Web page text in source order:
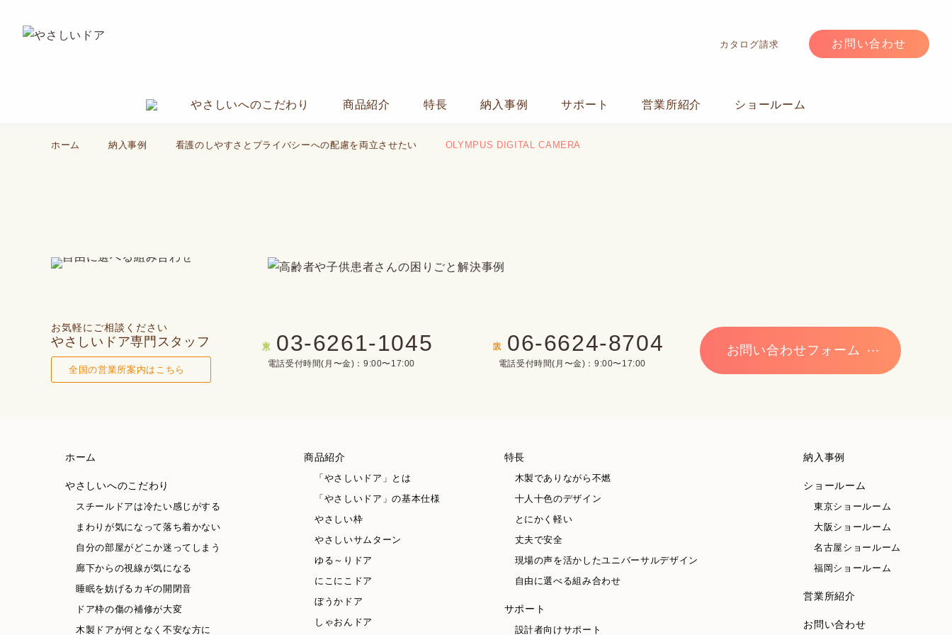
カタログ請求 お問い合わせ
やさしいへのこだわり 商品紹介 特長 納入事例 サポート 営業所紹介 ショールーム
ホーム 納入事例 看護のしやすさとプライバシーへの配慮を両立させたい OLYMPUS DIGITAL CAMERA
お気軽にご相談ください
やさしいドア専門スタッフ
全国の営業所案内はこちら
03-6261-1045
電話受付時間(月〜金)：9:00〜17:00
06-6624-8704
電話受付時間(月〜金)：9:00〜17:00
お問い合わせフォーム
ホーム
やさしいへのこだわり
スチールドアは冷たい感じがする
まわりが気になって落ち着かない
自分の部屋がどこか迷ってしまう
廊下からの視線が気になる
睡眠を妨げるカギの開閉音
ドア枠の傷の補修が大変
木製ドアが何となく不安な方に
商品紹介
「やさしいドア」とは
「やさしいドア」の基本仕様
やさしい枠
やさしいサムターン
ゆる～りドア
にこにこドア
ぼうかドア
しゃおんドア
特長
木製でありながら不燃
十人十色のデザイン
とにかく軽い
丈夫で安全
現場の声を活かしたユニバーサルデザイン
自由に選べる組み合わせ
サポート
設計者向けサポート
納入事例
ショールーム
東京ショールーム
大阪ショールーム
名古屋ショールーム
福岡ショールーム
営業所紹介
お問い合わせ